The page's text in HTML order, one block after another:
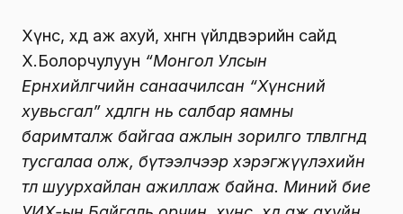
Хүнс, хөдөө аж ахуй, хөнгөн үйлдвэрийн сайд
Х.Болорчулуун “Монгол Улсын
Ерөнхийлөгчийн санаачилсан “Хүнсний
хувьсгал” хөдөлгөөн нь салбар яамны
баримталж байгаа ажлын зорилго төлөвлөгөөнд
тусгалаа олж, бүтээлчээр хэрэгжүүлэхийн
төлөө шуурхайлан ажиллаж байна. Миний бие